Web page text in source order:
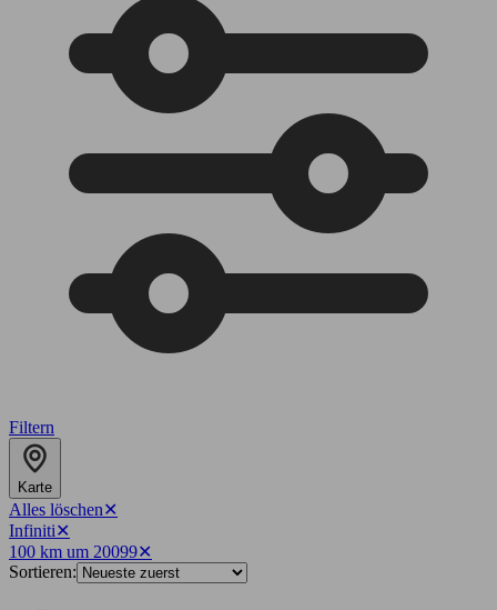
Filtern
Karte
Alles löschen✕
Infiniti✕
100 km um 20099✕
Sortieren: